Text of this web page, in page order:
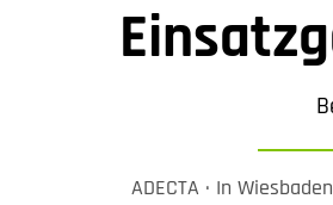
ADECTA · In